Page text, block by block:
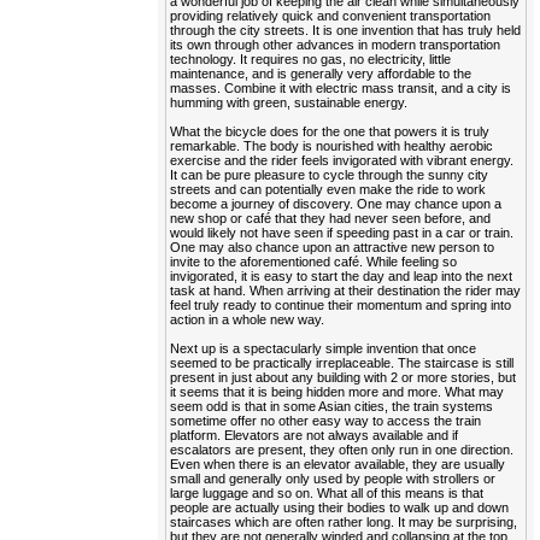
providing relatively quick and convenient transportation
through the city streets. It is one invention that has truly held
its own through other advances in modern transportation
technology. It requires no gas, no electricity, little
maintenance, and is generally very affordable to the
masses. Combine it with electric mass transit, and a city is
humming with green, sustainable energy.
What the bicycle does for the one that powers it is truly
remarkable. The body is nourished with healthy aerobic
exercise and the rider feels invigorated with vibrant energy.
It can be pure pleasure to cycle through the sunny city
streets and can potentially even make the ride to work
become a journey of discovery. One may chance upon a
new shop or café that they had never seen before, and
would likely not have seen if speeding past in a car or train.
One may also chance upon an attractive new person to
invite to the aforementioned café. While feeling so
invigorated, it is easy to start the day and leap into the next
task at hand. When arriving at their destination the rider may
feel truly ready to continue their momentum and spring into
action in a whole new way.
Next up is a spectacularly simple invention that once
seemed to be practically irreplaceable. The staircase is still
present in just about any building with 2 or more stories, but
it seems that it is being hidden more and more. What may
seem odd is that in some Asian cities, the train systems
sometime offer no other easy way to access the train
platform. Elevators are not always available and if
escalators are present, they often only run in one direction.
Even when there is an elevator available, they are usually
small and generally only used by people with strollers or
large luggage and so on. What all of this means is that
people are actually using their bodies to walk up and down
staircases which are often rather long. It may be surprising,
but they are not generally winded and collapsing at the top,